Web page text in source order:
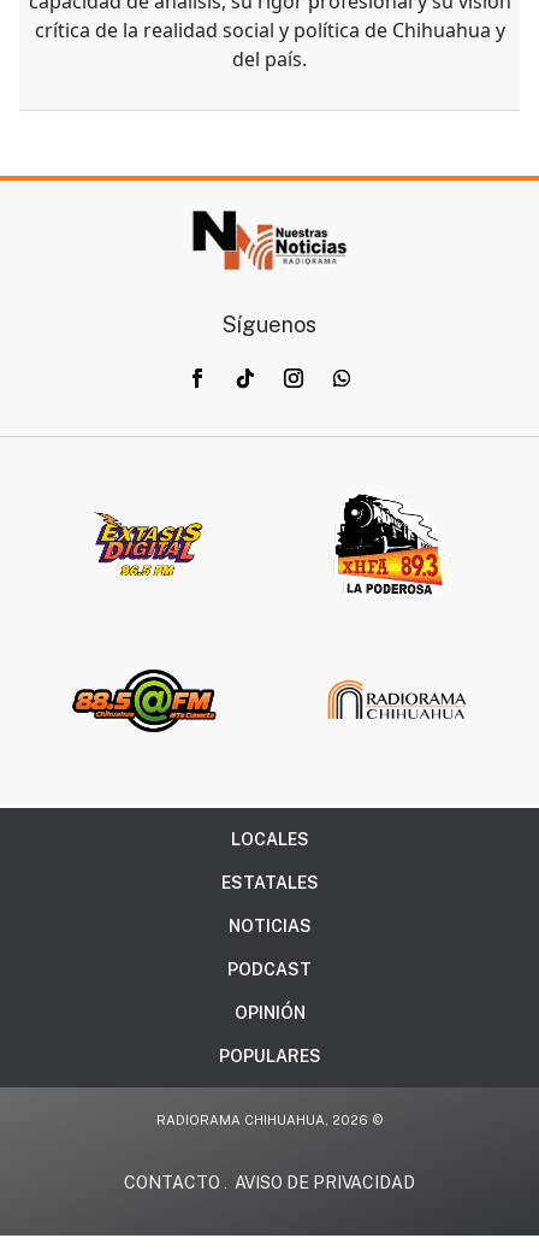
crítica de la realidad social y política de Chihuahua y
del país.
Síguenos
LOCALES
ESTATALES
NOTICIAS
PODCAST
OPINIÓN
POPULARES
RADIORAMA CHIHUAHUA, 2026 ©
CONTACTO AVISO DE PRIVACIDAD